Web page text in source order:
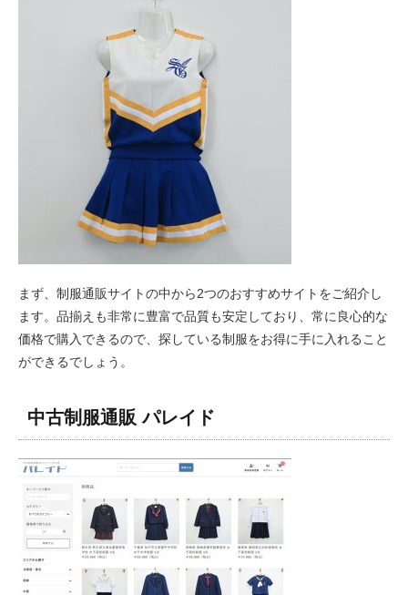
まず、制服通販サイトの中から2つのおすすめサイトをご紹介し
ます。品揃えも非常に豊富で品質も安定しており、常に良心的な
価格で購入できるので、探している制服をお得に手に入れること
ができるでしょう。
中古制服通販 パレイド